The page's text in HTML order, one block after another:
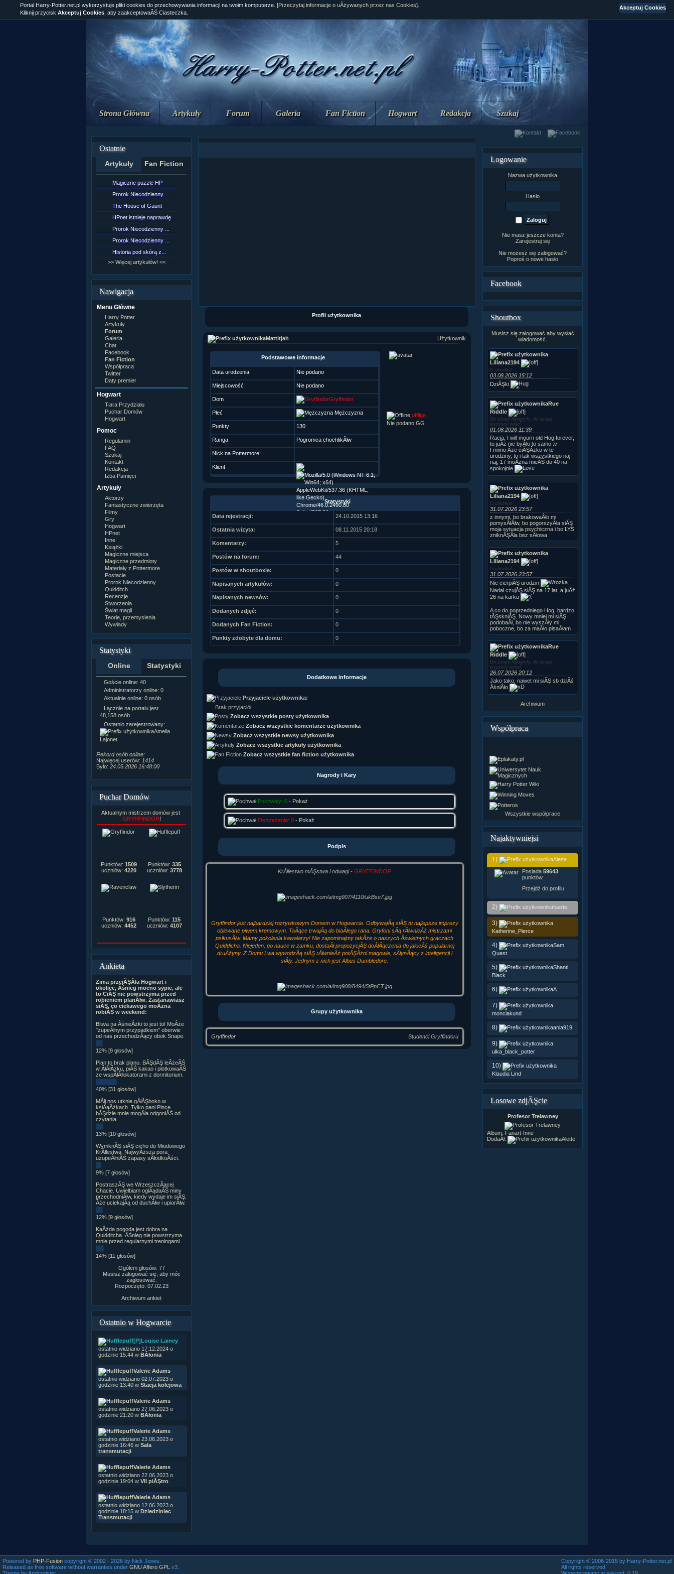
Strona Główna Artykuły Forum Galeria Fan Fiction Hogwart Redakcja Szukaj
Ostatnie
Artykuły Fan Fiction
Magiczne puzzle HP
Prorok Niecodzienny ...
The House of Gaunt
HPnet istnieje naprawdę
Prorok Niecodzienny ...
Prorok Niecodzienny ...
Historia pod skórą z...
>> Więcej artykułów! <<
Nawigacja
Menu Główne
Harry Potter
Artykuły
Forum
Galeria
Chat
Facebook
Fan Fiction
Współpraca
Twitter
Daty premier
Hogwart
Tiara Przydziału
Puchar Domów
Hogwart
Pomoc
Regulamin
FAQ
Szukaj
Kontakt
Redakcja
Izba Pamięci
Artykuły
Aktorzy
Fantastyczne zwierzęta
Filmy
Gry
Hogwart
HPnet
Inne
Książki
Magiczne miejsca
Magiczne przedmioty
Materiały z Pottermore
Postacie
Prorok Niecodzienny
Quidditch
Recenzje
Stworzenia
Świat magii
Teorie, przemyslenia
Wywiady
Statystyki
Online Statystyki
Goście online: 40
Administratorzy online: 0
Aktualnie online: 0 osób
Łącznie na portalu jest
48,158 osób
Ostatnio zarejestrowany:
Amelia
Lajonet
Rekord osób online:
Najwięcej userów: 1414
Było: 24.05.2026 16:48:00
Napisanych artykułów:
Zdjęć w galerii:21,490
Tematów na forum:3,921
Postów na forum:319,637
Komentarzy do materiałów:
222,019
Rozdanych pochwał:3,327
Wlepionych ostrzeżeń:4,170
Puchar Domów
Aktualnym mistrzem domów jest
GRYFFINDOR!
Punktów: 1509
uczniów: 4220
Punktów: 335
uczniów: 3778
Punktów: 916
uczniów: 4452
Punktów: 115
uczniów: 4107
Ankieta
Zima przejĂŞÂła Hogwart i
okolice, Âśnieg mocno sypie, ale
to CiĂŞ nie powstrzyma przed
robieniem planĂłw. Zastanawiasz
siĂŞ, co ciekawego moÂżna
robiĂŚ w weekend:
Bitwa na ÂśnieÂżki to jest to! MoÂże
"zupeÂłnym przypadkiem" oberwie
od nas przechodzÂący obok Snape.
12% [9 głosów]
Plan to brak planu. BĂŞdĂŞ leÂżeĂŚ
w ÂłĂłÂżku, piĂŚ kakao i plotkowaĂŚ
ze wspĂłÂłlokatorami z dormitorium.
40% [31 głosów]
MĂłj nos utknie gÂłĂŞboko w
ksiÂąÂżkach. Tylko pani Pince
bĂŞdzie mnie mogÂła odgoniĂŚ od
czytania.
13% [10 głosów]
WymknĂŞ siĂŞ cicho do Miodowego
KrĂłlestwa. NajwyÂższa pora
uzupeÂłniĂŚ zapasy sÂłodkoÂści.
9% [7 głosów]
PostraszĂŞ we WrzeszczÂącej
Chacie. Uwielbiam oglÂądaĂŚ miny
przechodniĂłw, kiedy wydaje im siĂŞ,
Âże uciekajÂą od duchĂłw i upiorĂłw.
12% [9 głosów]
KaÂżda pogoda jest dobra na
Quidditcha. ÂŚnieg nie powstrzyma
mnie przed regularnymi treningami.
14% [11 głosów]
Ogółem głosów: 77
Musisz zalogować się, aby móc
zagłosować.
Rozpoczęto: 07.02.23
Archiwum ankiet
Ostatnio w Hogwarcie
[P]Louise Lainey
ostatnio widziano 17.12.2024 o
godzinie 15:44 w BÂłonia
Valerie Adams
ostatnio widziano 02.07.2023 o
godzinie 13:40 w Stacja kolejowa
Valerie Adams
ostatnio widziano 27.06.2023 o
godzinie 21:20 w BÂłonia
Valerie Adams
ostatnio widziano 23.06.2023 o
godzinie 16:46 w Sala
transmutacji
Valerie Adams
ostatnio widziano 22.06.2023 o
godzinie 19:04 w VII piĂŞtro
Valerie Adams
ostatnio widziano 12.06.2023 o
godzinie 18:15 w Dziedziniec
Transmutacji
Portal Harry-Potter.net.pl wykorzystuje pliki cookies do przechowywania informacji na twoim komputerze. [Przeczytaj informacje o uÂżywanych przez nas Cookies].
Kliknij przycisk Akceptuj Cookies , aby zaakceptowaĂŚ Ciasteczka.
Profil użytkownika
Mattitjah Użytkownik
Podstawowe informacje
Data urodzenia Nie podano
Miejscowość Nie podano
Dom Gryffindor
Płeć Mężczyzna
Punkty 130
Ranga Pogromca chochlikĂłw
Nick na Pottermore:
Klient
offline
Nie podano GG
Statystyki
Data rejestracji: 24.10.2015 13:16
Ostatnia wizyta: 08.11.2015 20:18
Komentarzy: 5
Postów na forum: 44
Postów w shoutboxie: 0
Napisanych artykułów: 0
Napisanych newsów: 0
Dodanych zdjęć: 0
Dodanych Fan Fiction: 0
Punkty zdobyte dla domu: 0
Dodatkowe informacje
Przyjaciele użytkownika:
Brak przyjaciół
Zobacz wszystkie posty użytkownika
Zobacz wszystkie komentarze użytkownika
Zobacz wszystkie newsy użytkownika
Zobacz wszystkie artykuły użytkownika
Zobacz wszystkie fan fiction użytkownika
Nagrody i Kary
Pochwały: 0- Pokaż
Ostrzeżenia: 0- Pokaż
Podpis
KrĂłlestwo mĂŞstwa i odwagi -GRYFFINDOR
Gryffindor jest najbardziej rozrywkowym Domem w Hogwarcie. OdbywajÂą siĂŞ tu najlepsze imprezy
oblewane piwem kremowym. TaĂące trwajÂą do biaÂłego rana. Gryfoni sÂą rĂłwnieÂż mistrzami
psikusĂłw. Mamy pokolenia kawalarzy! Nie zapominajmy takÂże o naszych Âświetnych graczach
Quiddicha. Niejeden, po nauce w zamku, dostaÂł propozycjĂŞ doÂłÂączenia do jakieÂś popularnej
druÂżyny. Z Domu Lwa wywodzÂą siĂŞ rĂłwnieÂż potĂŞÂżni magowie, sÂłynÂący z inteligencji i
siÂły. Jednym z nich jest Albus Dumbledore.
Grupy użytkownika
Gryffindor Studenci Gryffindoru
Logowanie
Nazwa użytkownika
Hasło
Nie masz jeszcze konta?
Zarejestruj się
Nie możesz się zalogować?
Poproś o nowe hasło
Facebook
Shoutbox
Musisz się zalogować aby wysłać
wiadomość.
Liliana2194
O choinka!
03.08.2026 15:12
DziĂŞki
Rue
Riddle
Do szopy hipogryfy, do szopy
wszyscy wraz!
01.08.2026 11:39
Racja, I will mourn old Hog forever,
to juÂż nie byÂło to samo :v
I mimo Âże ciĂŞÂżko w te
urodziny, to i tak wszystkiego naj
naj, 17 moÂżna mieĂŚ do 40 na
spokojnie
Liliana2194
O choinka!
31.07.2026 23:57
z innymi, bo brakowaÂło mi
pomysÂłĂłw, bo pogorszyÂła siĂŞ
moja sytuacja psychiczna i bo LYS
zniknĂŞÂła bez sÂłowa
Liliana2194
O choinka!
31.07.2026 23:57
Nie cierpiĂŞ urodzin
Nadal czujĂŞ siĂŞ na 17 lat, a juÂż
26 na karku
A co do poprzedniego Hog, bardzo
tĂŞskniĂŞ. Nowy mniej mi siĂŞ
podobaÂł, bo nie wyszÂły mi
poboczne, bo za maÂło pisaÂłam
Rue
Riddle
Do szopy hipogryfy, do szopy
wszyscy wraz!
26.07.2026 20:12
Jako tako, nawet mi siĂŞ sb dziÂś
ÂśniÂło
Archiwum
Współpraca
Wszystkie współprace
Najaktywniejsi
1)
Alette
Posiada 59643
punktów.
Przejdź do profilu
2) fuerte
3)
Katherine_Pierce
4)
Sam
Quest
5)
Shanti
Black
6) A.
7)
monciakund
8) ania919
9)
ulka_black_potter
10)
Klaudia Lind
Losowe zdjĂŞcie
Profesor Trelawney
Album: Fanart-Inne
DodaÂł:
Alette
Powered by PHP-Fusion copyright © 2002 - 2026 by Nick Jones.
Released as free software without warranties under GNU Affero GPL
v3.
Copyright © 2006-2015 by Harry-Potter.net.pl
All rights reserved.